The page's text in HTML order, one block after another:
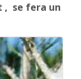
, se fera un